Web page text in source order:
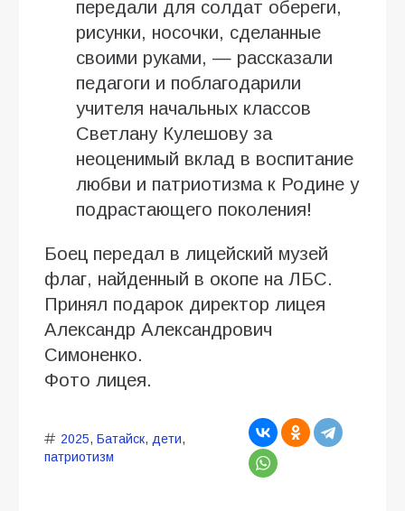
передали для солдат обереги,
рисунки, носочки, сделанные
своими руками, — рассказали
педагоги и поблагодарили
учителя начальных классов
Светлану Кулешову за
неоценимый вклад в воспитание
любви и патриотизма к Родине у
подрастающего поколения!
Боец передал в лицейский музей
флаг, найденный в окопе на ЛБС.
Принял подарок директор лицея
Александр Александрович
Симоненко.
Фото лицея.
2025, Батайск, дети,
патриотизм